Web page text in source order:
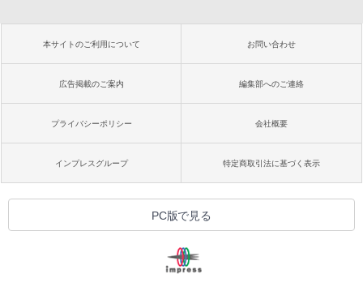
本サイトのご利用について お問い合わせ
広告掲載のご案内 編集部へのご連絡
プライバシーポリシー 会社概要
インプレスグループ 特定商取引法に基づく表示
PC版で見る